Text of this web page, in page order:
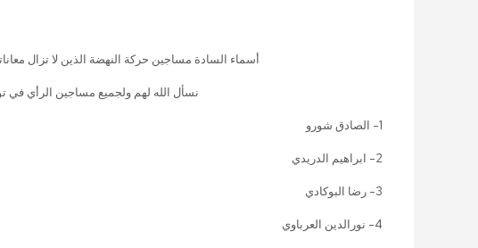
أسماء السادة مساجين حركة النهضة الذين لا تزال
نسأل الله لهم ولجميع مساجين الرأي في
1- الصادق شورو
2- ابراهيم الدريدي
3- رضا البوكادي
4- نورالدين العرباوي